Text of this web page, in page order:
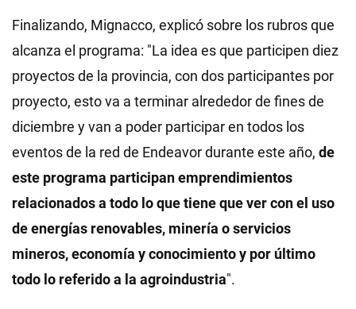
Finalizando, Mignacco, explicó sobre los rubros que
alcanza el programa: "La idea es que participen diez
proyectos de la provincia, con dos participantes por
proyecto, esto va a terminar alrededor de fines de
diciembre y van a poder participar en todos los
eventos de la red de Endeavor durante este año, de
este programa participan emprendimientos
relacionados a todo lo que tiene que ver con el uso
de energías renovables, minería o servicios
mineros, economía y conocimiento y por último
todo lo referido a la agroindustria".